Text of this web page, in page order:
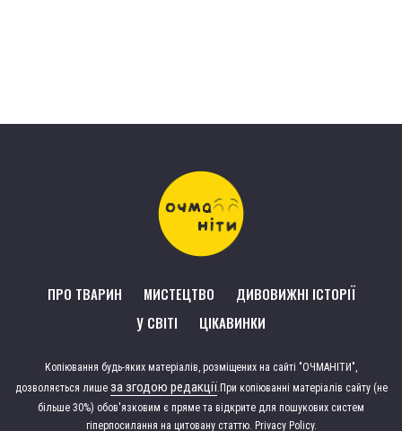
ПРО ТВАРИН МИСТЕЦТВО
ДИВОВИЖНІ ІСТОРІЇ
У СВІТІ
ЦІКАВИНКИ
Копіювання будь-яких матеріалів, розміщених на сайті "ОЧМАНІТИ",
дозволяється лише за згодою редакції При копіюванні матеріалів сайту (не
більше 30%) обов'язковим є пряме та відкрите для пошукових систем
гіперпосилання на цитовану статтю. Privacy Policy.